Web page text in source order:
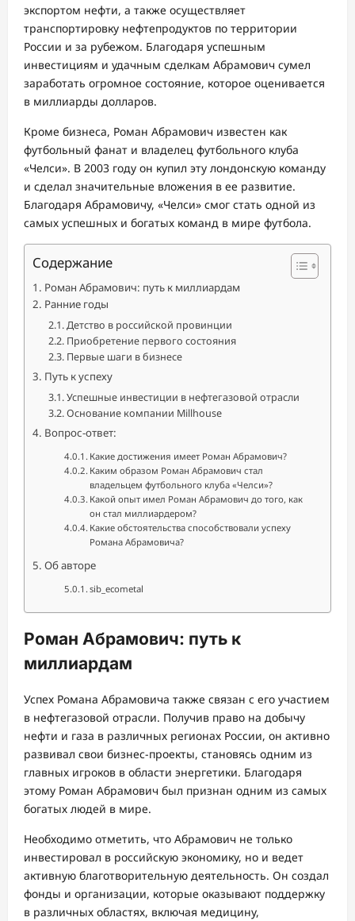
экспортом нефти, а также осуществляет
транспортировку нефтепродуктов по территории
России и за рубежом. Благодаря успешным
инвестициям и удачным сделкам Абрамович сумел
заработать огромное состояние, которое оценивается
в миллиарды долларов.
Кроме бизнеса, Роман Абрамович известен как
футбольный фанат и владелец футбольного клуба
«Челси». В 2003 году он купил эту лондонскую команду
и сделал значительные вложения в ее развитие.
Благодаря Абрамовичу, «Челси» смог стать одной из
самых успешных и богатых команд в мире футбола.
Содержание
Роман Абрамович: путь к миллиардам
Ранние годы
Детство в российской провинции
Приобретение первого состояния
Первые шаги в бизнесе
Путь к успеху
Успешные инвестиции в нефтегазовой отрасли
Основание компании Millhouse
Вопрос-ответ:
Какие достижения имеет Роман Абрамович?
Каким образом Роман Абрамович стал
владельцем футбольного клуба «Челси»?
Какой опыт имел Роман Абрамович до того, как
он стал миллиардером?
Какие обстоятельства способствовали успеху
Романа Абрамовича?
Об авторе
sib_ecometal
Роман Абрамович: путь к
миллиардам
Успех Романа Абрамовича также связан с его участием
в нефтегазовой отрасли. Получив право на добычу
нефти и газа в различных регионах России, он активно
развивал свои бизнес-проекты, становясь одним из
главных игроков в области энергетики. Благодаря
этому Роман Абрамович был признан одним из самых
богатых людей в мире.
Необходимо отметить, что Абрамович не только
инвестировал в российскую экономику, но и ведет
активную благотворительную деятельность. Он создал
фонды и организации, которые оказывают поддержку
в различных областях, включая медицину,